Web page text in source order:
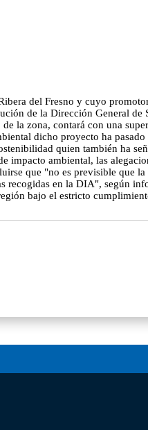
del Fresno y cuyo
de la Dirección General
la zona, contará con una
dicho proyecto ha
quien también ha
ambiental, las
que "no es previsible que
en la DIA", según
bajo el estricto